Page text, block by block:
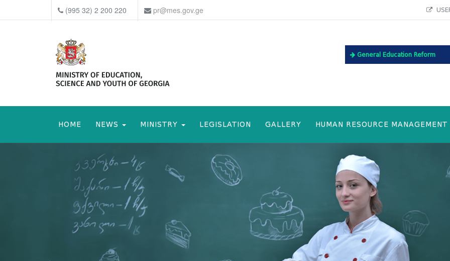
(995 32) 2 200 220 pr@mes.gov.ge
General Education Reform
HOME NEWS MINISTRY LEGISLATION GALLERY HUMAN RESOURCE MANAGEMENT